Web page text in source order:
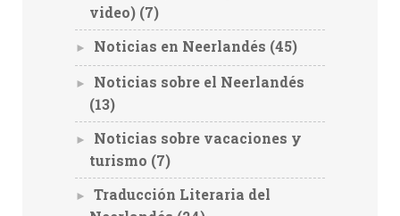
video) (7)
► Noticias en Neerlandés (45)
►
Noticias sobre el Neerlandés
(13)
►
Noticias sobre vacaciones y
turismo (7)
►
Traducción Literaria del